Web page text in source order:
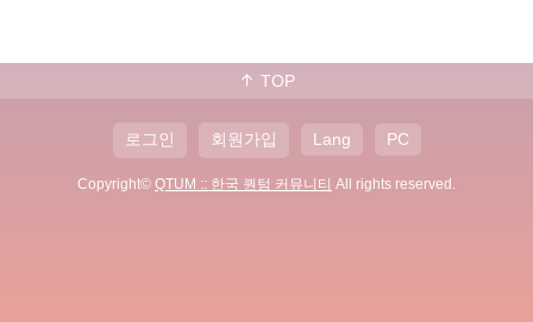
TOP
로그인 회원가입 Lang PC
Copyright© QTUM :: 한국 퀀텀 커뮤니티 All rights reserved.